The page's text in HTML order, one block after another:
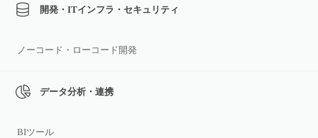
開発・ITインフラ・セキュリティ
ノーコード・ローコード開発
データ分析・連携
BIツール